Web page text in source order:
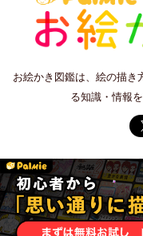
お絵かき図鑑は、絵の描き
る知識・情報